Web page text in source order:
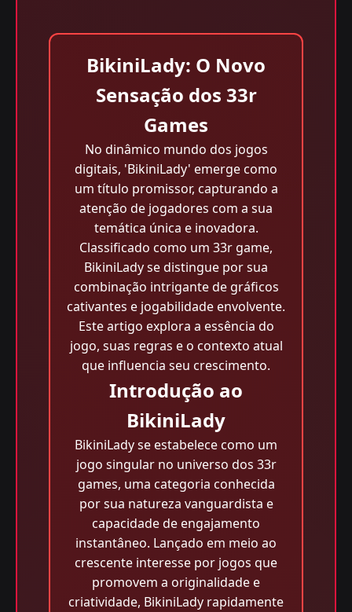
BikiniLady: O Novo
Sensação dos 33r
Games
No dinâmico mundo dos jogos
digitais, 'BikiniLady' emerge como
um título promissor, capturando a
atenção de jogadores com a sua
temática única e inovadora.
Classificado como um 33r game,
BikiniLady se distingue por sua
combinação intrigante de gráficos
cativantes e jogabilidade envolvente.
Este artigo explora a essência do
jogo, suas regras e o contexto atual
que influencia seu crescimento.
Introdução ao
BikiniLady
BikiniLady se estabelece como um
jogo singular no universo dos 33r
games, uma categoria conhecida
por sua natureza vanguardista e
capacidade de engajamento
instantâneo. Lançado em meio ao
crescente interesse por jogos que
promovem a originalidade e
criatividade, BikiniLady rapidamente